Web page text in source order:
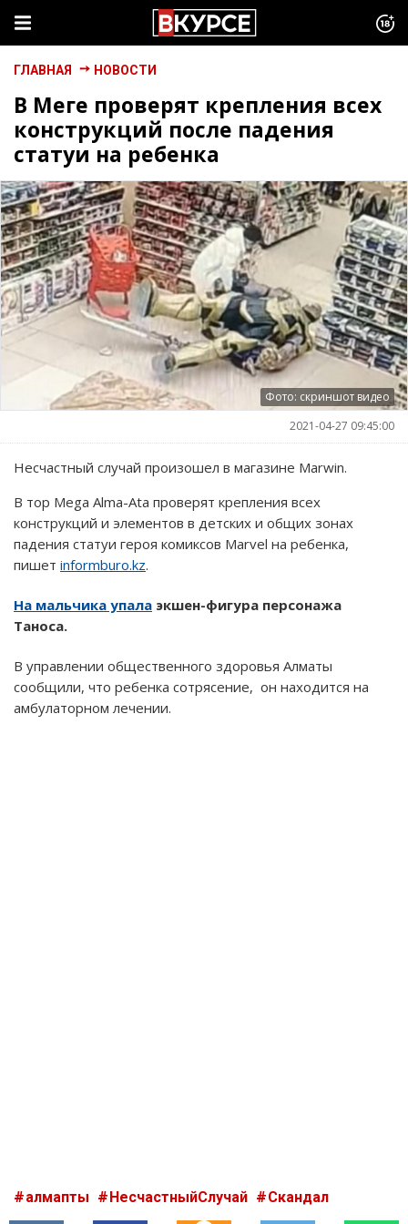
ГЛАВНАЯ НОВОСТИ
В Mеге проверят крепления всех
конструкций после падения
статуи на ребенка
Фото: скриншот видео
2021-04-27 09:45:00
Несчастный случай произошел в магазине Marwin.
В тор Mega Alma-Ata проверят крепления всех
конструкций и элементов в детских и общих зонах
падения статуи героя комиксов Marvel на ребенка,
пишет informburo.kz.
На мальчика упала экшен-фигура персонажа
Таноса.
В управлении общественного здоровья Алматы
сообщили, что ребенка сотрясение, он находится на
амбулаторном лечении.
алмапты НесчастныйСлучай Скандал